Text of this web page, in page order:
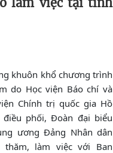
khuôn khổ chương trình
do Học viện Báo chí và
Chính trị quốc gia Hồ
phối, Đoàn đại biểu
ương Đảng Nhân dân
thăm, làm việc với Ban